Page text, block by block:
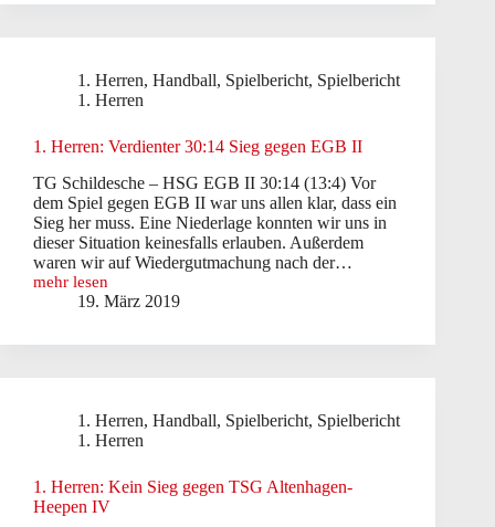
1. Herren, Handball, Spielbericht, Spielbericht
1. Herren
1. Herren: Verdienter 30:14 Sieg gegen EGB II
TG Schildesche – HSG EGB II 30:14 (13:4) Vor
dem Spiel gegen EGB II war uns allen klar, dass ein
Sieg her muss. Eine Niederlage konnten wir uns in
dieser Situation keinesfalls erlauben. Außerdem
waren wir auf Wiedergutmachung nach der…
mehr lesen
1.
Herren:
30:14
19. März 2019
1. Herren, Handball, Spielbericht, Spielbericht
1. Herren
1. Herren: Kein Sieg gegen TSG Altenhagen-
Heepen IV